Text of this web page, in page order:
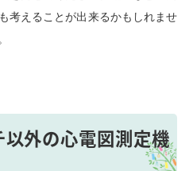
考えることが出来るかもしれませ
外の心電図測定機